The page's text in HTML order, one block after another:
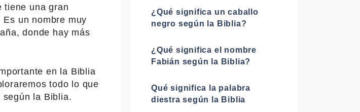
tiene una gran
un nombre muy
donde hay más
en la Biblia
todo lo que
según la Biblia.
¿Qué significa un caballo
negro según la Biblia?
¿Qué significa el nombre
Fabián según la Biblia?
Qué significa la palabra
diestra según la Biblia